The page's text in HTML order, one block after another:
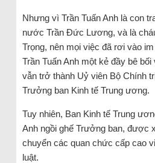
Nhưng vì Trần Tuấn Anh là con
nước Trần Đức Lương, và là
Trọng, nên mọi việc đã rơi vào
Trần Tuấn Anh một kẻ đầy bê
vẫn trở thành Uỷ viên Bộ Chính
Trưởng ban Kinh tế Trung ương.
Tuy nhiên, Ban Kinh tế Trung
Anh ngồi ghế Trưởng ban, được
chuyển các quan chức cấp cao
luật.